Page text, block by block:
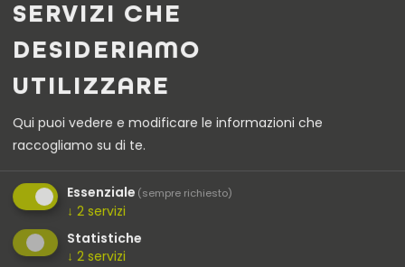
NOSTRI SERVIZI NEL CAMPO
DELLA MOBILITÀ
ELETTRICA E DELL'ENERGIA
SOLARE
SERVIZI CHE
DESIDERIAMO
UTILIZZARE
Qui puoi vedere e modificare le informazioni che
raccogliamo su di te.
Essenziale (sempre richiesto)
↓ 2 servizi
Statistiche
↓ 2 servizi